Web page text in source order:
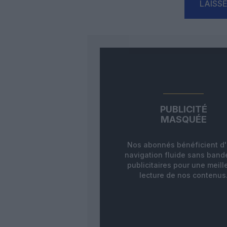
PUBLICITÉ
MASQUÉE
Nos abonnés bénéficient
navigation fluide sans
publicitaires pour une
lecture de nos